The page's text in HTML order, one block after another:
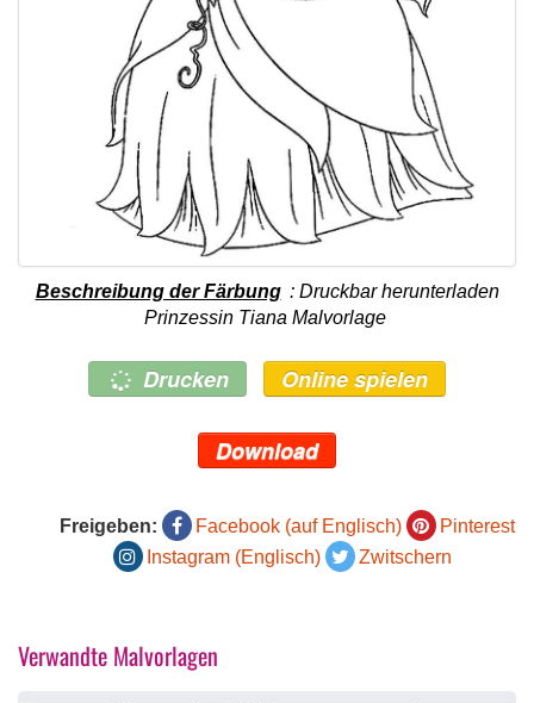
Beschreibung der Färbung : Druckbar herunterladen
Prinzessin Tiana Malvorlage
Drucken Online spielen
Download
Freigeben: Facebook (auf Englisch)
Pinterest
Instagram (Englisch)
Zwitschern
Verwandte Malvorlagen